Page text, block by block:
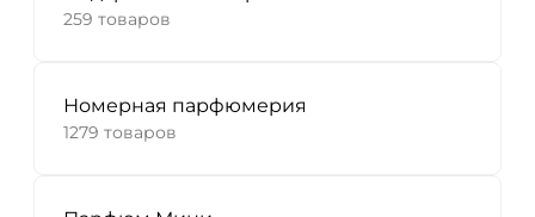
259 товаров
Номерная парфюмерия
1279 товаров